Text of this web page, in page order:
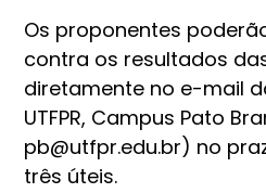
Os proponentes
contra os resultados
diretamente no e-mail
UTFPR, Campus Pato
pb@utfpr.edu.br) no
três úteis.